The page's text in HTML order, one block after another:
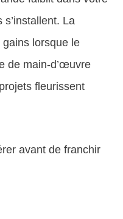
La
lorsque le
de main-d’œuvre
fleurissent
avant de franchir